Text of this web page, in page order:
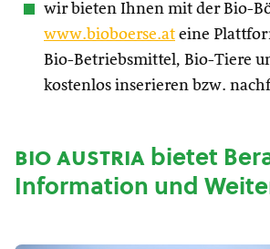
wir bieten Ihnen mit der Bio-
www.bioboerse.at eine
Bio-Betriebsmittel, Bio-Tiere
kostenlos inserieren bzw.
bio austriabietet
Information und